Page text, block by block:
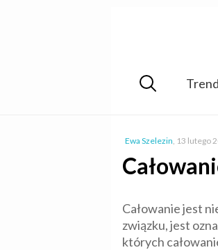
Ewa Szelezin, 13 lutego
Całowanie jest
związku, jest
których